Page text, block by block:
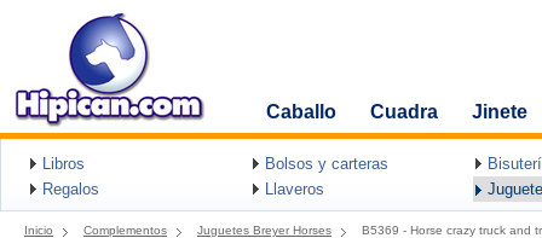
Caballo Cuadra Jinete
Libros Bolsos y carteras
Regalos
Llaveros
Inicio Complementos Juguetes Breyer Horses B5369 - Horse crazy truck and